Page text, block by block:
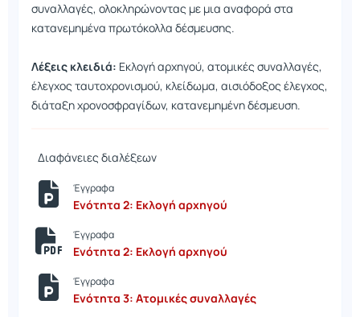
συναλλαγές, ολοκληρώνοντας με μια αναφορά στα
κατανεμημένα πρωτόκολλα δέσμευσης.
Λέξεις κλειδιά: Εκλογή αρχηγού, ατομικές συναλλαγές,
έλεγχος ταυτοχρονισμού, κλείδωμα, αισιόδοξος έλεγχος,
διάταξη χρονοσφραγίδων, κατανεμημένη δέσμευση.
Διαφάνειες διαλέξεων
Έγγραφα
Ενότητα 2: Εκλογή αρχηγού
Έγγραφα
Ενότητα 2: Εκλογή αρχηγού
Έγγραφα
Ενότητα 3: Ατομικές συναλλαγές